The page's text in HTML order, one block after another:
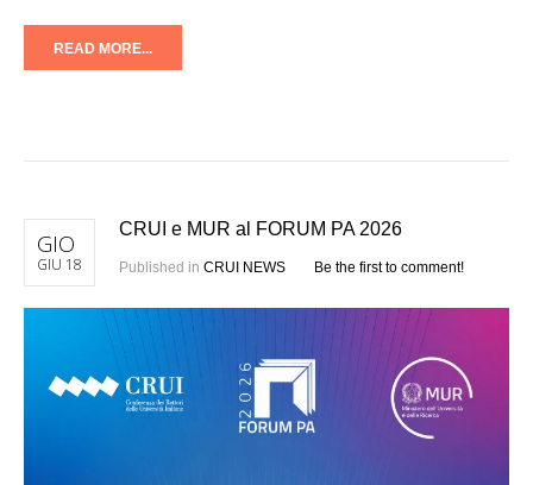
READ MORE...
GIO
GIU 18
CRUI e MUR al FORUM PA 2026
Published in CRUI NEWS Be the first to comment!